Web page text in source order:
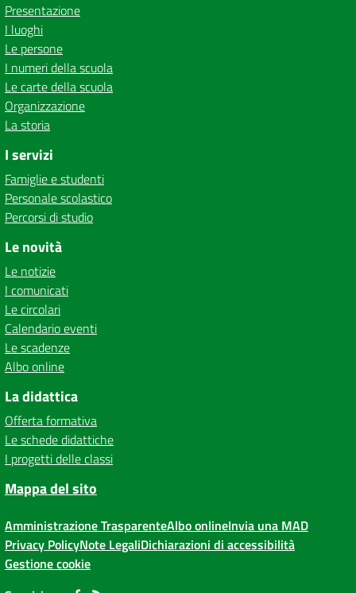
Presentazione
I luoghi
Le persone
I numeri della scuola
Le carte della scuola
Organizzazione
La storia
I servizi
Famiglie e studenti
Personale scolastico
Percorsi di studio
Le novità
Le notizie
I comunicati
Le circolari
Calendario eventi
Le scadenze
Albo online
La didattica
Offerta formativa
Le schede didattiche
I progetti delle classi
Mappa del sito
Amministrazione TrasparenteAlbo onlineInvia una MAD
Privacy PolicyNote LegaliDichiarazioni di accessibilità
Gestione cookie